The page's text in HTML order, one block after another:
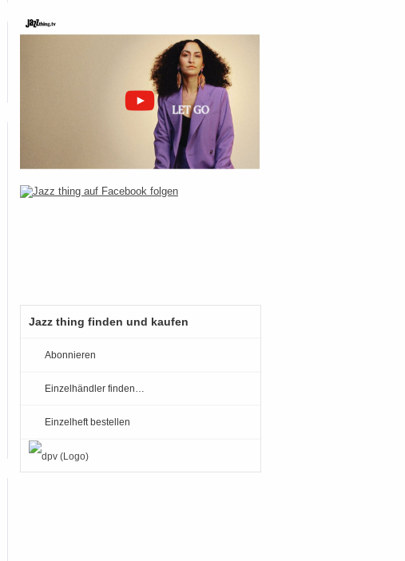
Jazz thing finden und kaufen
Abonnieren
Einzelhändler finden…
Einzelheft bestellen